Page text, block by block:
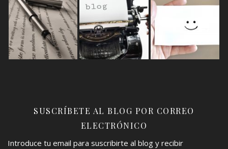
SUSCRÍBETE AL BLOG POR CORREO
ELECTRÓNICO
Introduce tu email para suscribirte al blog y recibir